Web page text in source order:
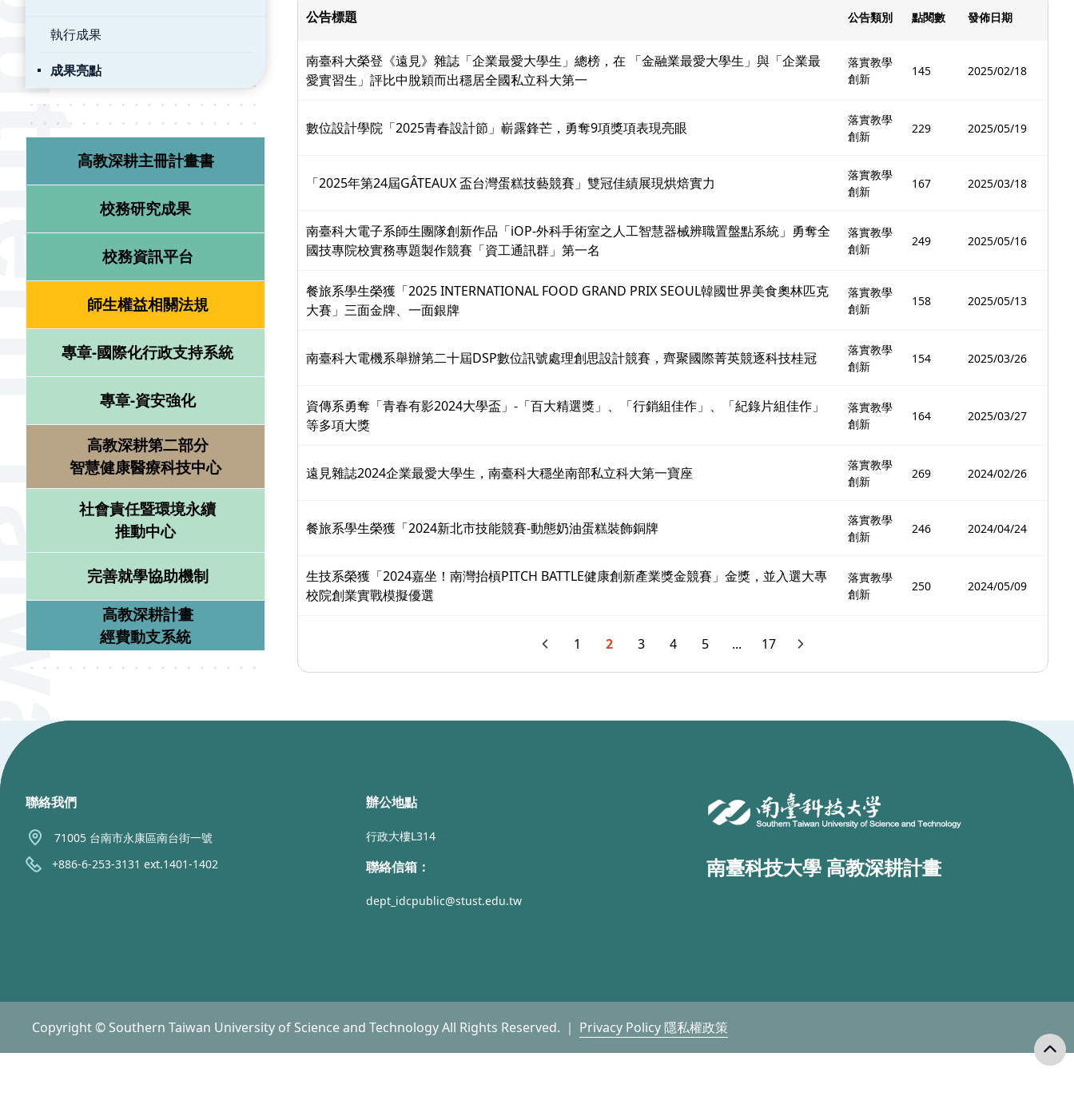
執行成果
成果亮點
高教深耕主冊計畫書
校務研究成果
校務資訊平台
師生權益相關法規
專章-國際化行政支持系統
專章-資安強化
高教深耕第二部分
智慧健康醫療科技中心
社會責任暨環境永續
推動中心
完善就學協助機制
高教深耕計畫
經費動支系統
公告標題 公告類別 點閱數 發佈日期
南臺科大榮登《遠見》雜誌「企業最愛大學生」總榜，在 「金融業最愛大學生」與「企業最
愛實習生」評比中脫穎而出穩居全國私立科大第一
落實教學
創新
145 2025/02/18
數位設計學院「2025青春設計節」嶄露鋒芒，勇奪9項獎項表現亮眼
落實教學
創新
229 2025/05/19
「2025年第24屆GÂTEAUX 盃台灣蛋糕技藝競賽」雙冠佳績展現烘焙實力
落實教學
創新
167 2025/03/18
南臺科大電子系師生團隊創新作品「iOP-外科手術室之人工智慧器械辨職置盤點系統」勇奪全
國技專院校實務專題製作競賽「資工通訊群」第一名
落實教學
創新
249 2025/05/16
餐旅系學生榮獲「2025 INTERNATIONAL FOOD GRAND PRIX SEOUL韓國世界美食奧林匹克
大賽」三面金牌、一面銀牌
落實教學
創新
158 2025/05/13
南臺科大電機系舉辦第二十屆DSP數位訊號處理創思設計競賽，齊聚國際菁英競逐科技桂冠
落實教學
創新
154 2025/03/26
資傳系勇奪「青春有影2024大學盃」-「百大精選獎」、「行銷組佳作」、「紀錄片組佳作」
等多項大獎
落實教學
創新
164 2025/03/27
遠見雜誌2024企業最愛大學生，南臺科大穩坐南部私立科大第一寶座
落實教學
創新
269 2024/02/26
餐旅系學生榮獲「2024新北市技能競賽-動態奶油蛋糕裝飾銅牌
落實教學
創新
246 2024/04/24
生技系榮獲「2024嘉坐！南灣抬槓PITCH BATTLE健康創新產業獎金競賽」金獎，並入選大專
校院創業實戰模擬優選
落實教學
創新
250 2024/05/09
1 2 3 4 5 ... 17
南臺科技大學 高教深耕計畫
聯絡我們
71005 台南市永康區南台街一號
+886-6-253-3131 ext.1401-1402
辦公地點
行政大樓L314
聯絡信箱：
dept_idcpublic@stust.edu.tw
Copyright © Southern Taiwan University of Science and Technology All Rights Reserved. ｜ Privacy Policy 隱私權政策